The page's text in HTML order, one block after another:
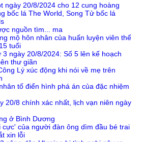
ngày 20/8/2024 cho 12 cung hoàng
bốc lá The World, Song Tử bốc lá
nguồn tìm... ma
mộ hôn nhân của huấn luyện viên thể
tuổi
ngày 20/8/2024: Số 5 lên kế hoạch
thư giãn
Lý xúc động khi nói về mẹ trên
tố điển hình phá án của đặc nhiệm
20/8 chính xác nhất, lịch vạn niên ngày
ở Bình Dương
cực' của người đàn ông dìm đầu bé trai
xin lỗi